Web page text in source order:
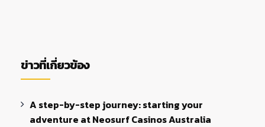
ข่าวที่เกี่ยวข้อง
A step-by-step journey: starting your
adventure at Neosurf Casinos Australia